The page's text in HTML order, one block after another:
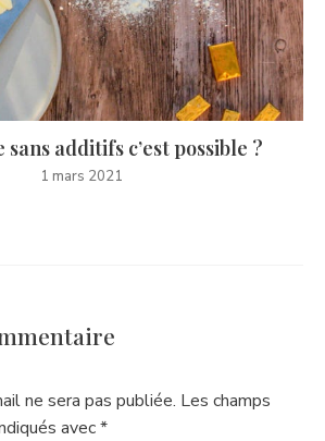
sans additifs c’est possible ?
1 mars 2021
ne sera pas publiée. Les champs
avec*